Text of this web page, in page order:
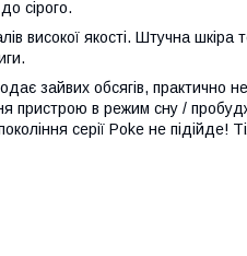
сірого.
високої якості. Штучна шкіра
зайвих обсягів, практично
пристрою в режим сну /
серії Poke не підійде!